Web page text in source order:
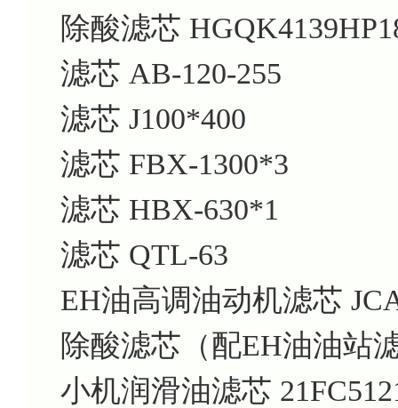
除酸滤芯
滤芯 AB-120-255
滤芯 J100*400
滤芯 FBX-1300*3
滤芯 HBX-630*1
滤芯 QTL-63
EH油高调油动机滤芯
除酸滤芯（配EH油油站
小机润滑油滤芯